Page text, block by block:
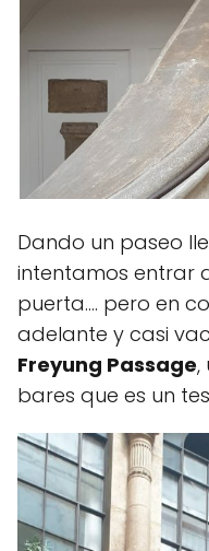
Dando un paseo
intentamos entrar
puerta.... pero en
adelante y casi
Freyung Passage,
bares que es un